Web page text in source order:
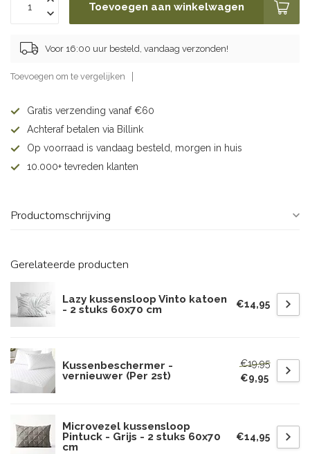
Toevoegen aan winkelwagen
Voor 16:00 uur besteld, vandaag verzonden!
Toevoegen om te vergelijken
Gratis verzending vanaf €60
Achteraf betalen via Billink
Op voorraad is vandaag besteld, morgen in huis
10.000+ tevreden klanten
Productomschrijving
Gerelateerde producten
Lazy kussensloop Vinto katoen
- 2 stuks 60x70 cm
€14,95
Kussenbeschermer -
vernieuwer (Per 2st)
€19,95
€9,95
Microvezel kussensloop
Pintuck - Grijs - 2 stuks 60x70
cm
€14,95